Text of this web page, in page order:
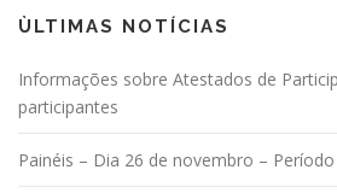
ÙLTIMAS NOTÍCIAS
Informações sobre Atestados de
participantes
Painéis – Dia 26 de novembro –